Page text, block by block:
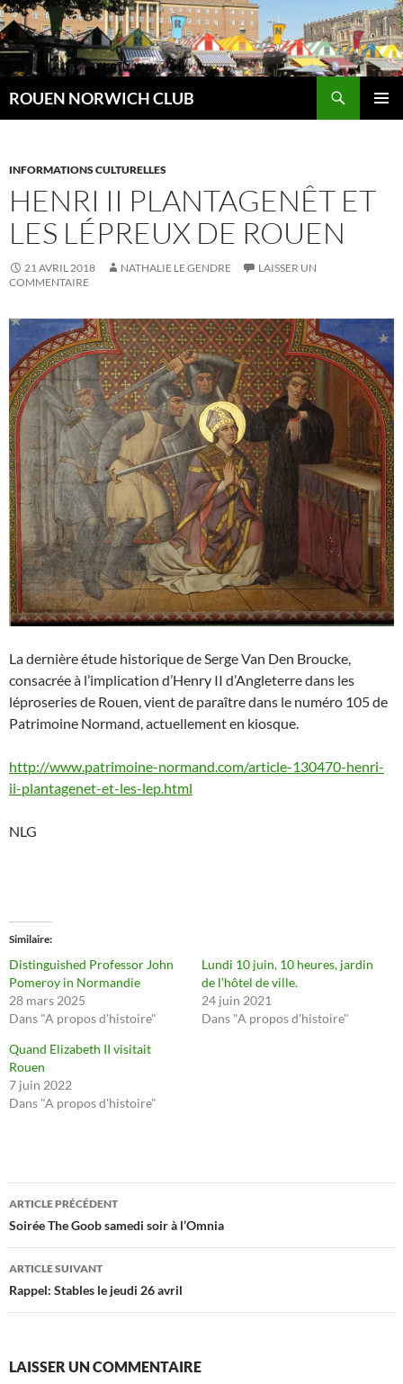
Aller
au
contenu
ROUEN NORWICH CLUB
INFORMATIONS CULTURELLES
HENRI II PLANTAGENÊT ET
LES LÉPREUX DE ROUEN
21 AVRIL 2018 NATHALIE LE GENDRE
LAISSER UN
COMMENTAIRE
La dernière étude historique de Serge Van Den Broucke,
consacrée à l’implication d’Henry II d’Angleterre dans les
léproseries de Rouen, vient de paraître dans le numéro 105 de
Patrimoine Normand, actuellement en kiosque.
http://www.patrimoine-normand.com/article-130470-henri-
ii-plantagenet-et-les-lep.html
NLG
Similaire
Distinguished Professor John
Pomeroy in Normandie
28 mars 2025
Dans "A propos d'histoire"
Lundi 10 juin, 10 heures, jardin
de l’hôtel de ville.
24 juin 2021
Dans "A propos d'histoire"
Quand Elizabeth II visitait
Rouen
7 juin 2022
Dans "A propos d'histoire"
Navigation
des
articles
ARTICLE PRÉCÉDENT
Soirée The Goob samedi soir à l’Omnia
ARTICLE SUIVANT
Rappel: Stables le jeudi 26 avril
LAISSER UN COMMENTAIRE